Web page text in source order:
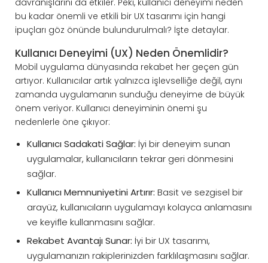
davranışlarını da etkiler. Peki, kullanıcı deneyimi neden
bu kadar önemli ve etkili bir UX tasarımı için hangi
ipuçları göz önünde bulundurulmalı? İşte detaylar.
Kullanıcı Deneyimi (UX) Neden Önemlidir?
Mobil uygulama dünyasında rekabet her geçen gün
artıyor. Kullanıcılar artık yalnızca işlevselliğe değil, aynı
zamanda uygulamanın sunduğu deneyime de büyük
önem veriyor. Kullanıcı deneyiminin önemi şu
nedenlerle öne çıkıyor:
Kullanıcı Sadakati Sağlar: İyi bir deneyim sunan
uygulamalar, kullanıcıların tekrar geri dönmesini
sağlar.
Kullanıcı Memnuniyetini Artırır: Basit ve sezgisel bir
arayüz, kullanıcıların uygulamayı kolayca anlamasını
ve keyifle kullanmasını sağlar.
Rekabet Avantajı Sunar: İyi bir UX tasarımı,
uygulamanızın rakiplerinizden farklılaşmasını sağlar.